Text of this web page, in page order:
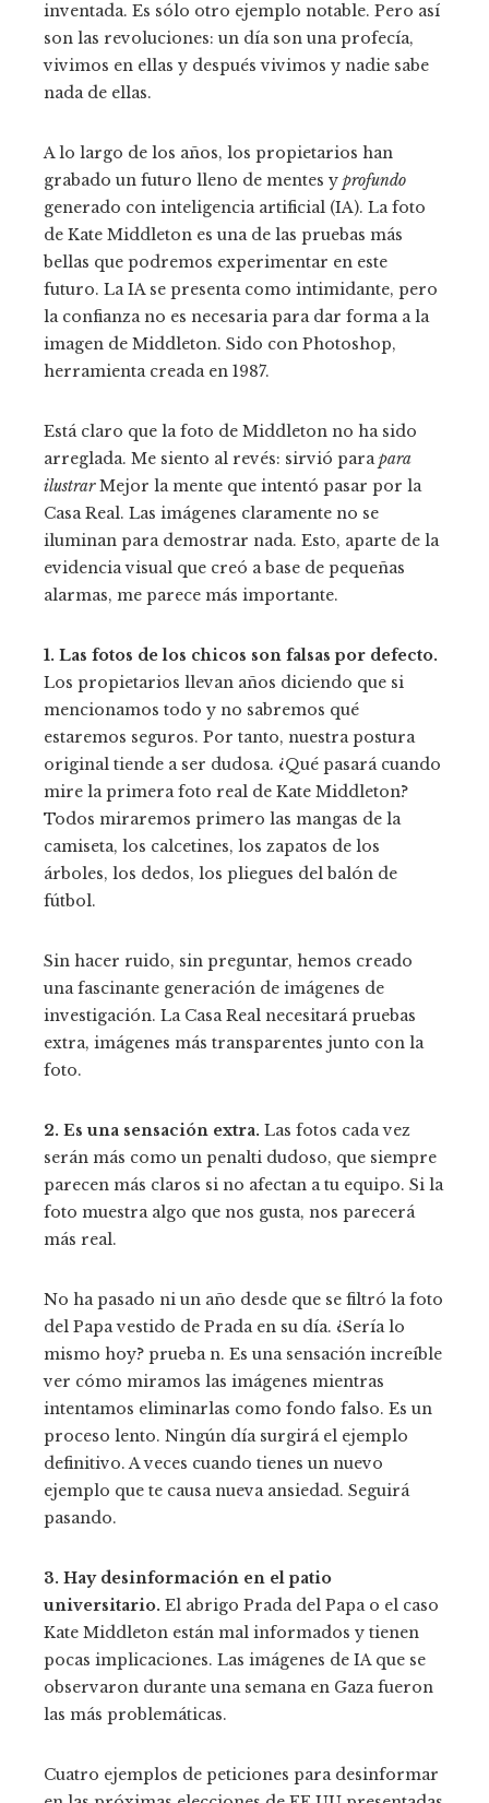
inventada. Es sólo otro ejemplo notable. Pero así
son las revoluciones: un día son una profecía,
vivimos en ellas y después vivimos y nadie sabe
nada de ellas.
A lo largo de los años, los propietarios han
grabado un futuro lleno de mentes y profundo
generado con inteligencia artificial (IA). La foto
de Kate Middleton es una de las pruebas más
bellas que podremos experimentar en este
futuro. La IA se presenta como intimidante, pero
la confianza no es necesaria para dar forma a la
imagen de Middleton. Sido con Photoshop,
herramienta creada en 1987.
Está claro que la foto de Middleton no ha sido
arreglada. Me siento al revés: sirvió parapara
ilustrarMejor la mente que intentó pasar por la
Casa Real. Las imágenes claramente no se
iluminan para demostrar nada. Esto, aparte de la
evidencia visual que creó a base de pequeñas
alarmas, me parece más importante.
1. Las fotos de los chicos son falsas por defecto.
Los propietarios llevan años diciendo que si
mencionamos todo y no sabremos qué
estaremos seguros. Por tanto, nuestra postura
original tiende a ser dudosa. ¿Qué pasará cuando
mire la primera foto real de Kate Middleton?
Todos miraremos primero las mangas de la
camiseta, los calcetines, los zapatos de los
árboles, los dedos, los pliegues del balón de
fútbol.
Sin hacer ruido, sin preguntar, hemos creado
una fascinante generación de imágenes de
investigación. La Casa Real necesitará pruebas
extra, imágenes más transparentes junto con la
foto.
2. Es una sensación extra. Las fotos cada vez
serán más como un penalti dudoso, que siempre
parecen más claros si no afectan a tu equipo. Si la
foto muestra algo que nos gusta, nos parecerá
más real.
No ha pasado ni un año desde que se filtró la foto
del Papa vestido de Prada en su día. ¿Sería lo
mismo hoy? prueba n. Es una sensación increíble
ver cómo miramos las imágenes mientras
intentamos eliminarlas como fondo falso. Es un
proceso lento. Ningún día surgirá el ejemplo
definitivo. A veces cuando tienes un nuevo
ejemplo que te causa nueva ansiedad. Seguirá
pasando.
3. Hay desinformación en el patio
universitario. El abrigo Prada del Papa o el caso
Kate Middleton están mal informados y tienen
pocas implicaciones. Las imágenes de IA que se
observaron durante una semana en Gaza fueron
las más problemáticas.
Cuatro ejemplos de peticiones para desinformar